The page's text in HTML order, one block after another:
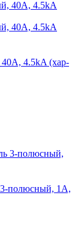
4.5kA (хар-
3-полюсный, 1А,